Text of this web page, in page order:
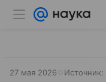
27 мая 2026 Источник: